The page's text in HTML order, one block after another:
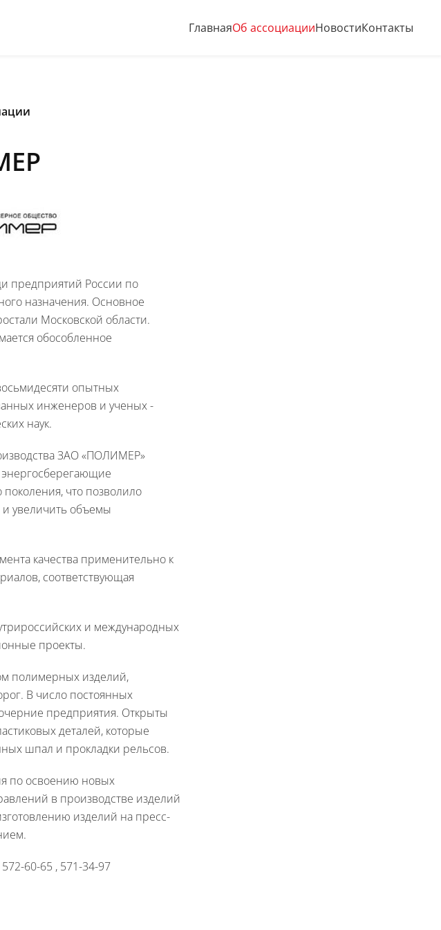
ГлавнаяОб ассоциацииНовостиКонтакты
предприятий России по
назначения. Основное
Московской области.
обособленное
опытных
инженеров и ученых -
наук.
ЗАО «ПОЛИМЕР»
энергосберегающие
что позволило
и увеличить объемы
качества применительно к
соответствующая
и международных
проекты.
полимерных изделий,
В число постоянных
предприятия. Открыты
деталей, которые
шпал и прокладки рельсов.
по освоению новых
в производстве изделий
изделий на пресс-
60-65 , 571-34-97